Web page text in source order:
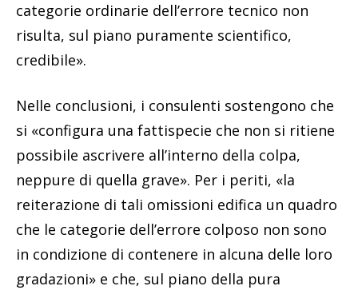
categorie ordinarie dell’errore tecnico non
risulta, sul piano puramente scientifico,
credibile».
Nelle conclusioni, i consulenti sostengono che
si «configura una fattispecie che non si ritiene
possibile ascrivere all’interno della colpa,
neppure di quella grave». Per i periti, «la
reiterazione di tali omissioni edifica un quadro
che le categorie dell’errore colposo non sono
in condizione di contenere in alcuna delle loro
gradazioni» e che, sul piano della pura